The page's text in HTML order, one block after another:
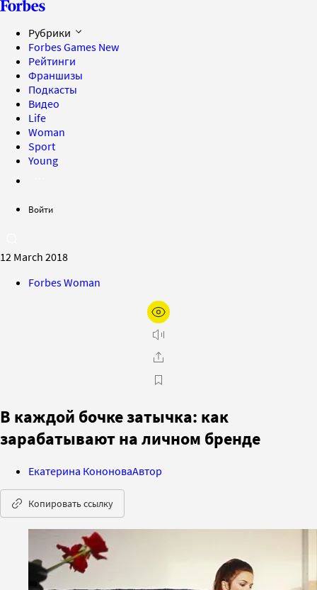
Рубрики
Forbes Games New
Рейтинги
Франшизы
Подкасты
Видео
Life
Woman
Sport
Young
Войти
12 March 2018
Forbes Woman
В каждой бочке затычка: как
зарабатывают на личном бренде
Екатерина КононоваАвтор
Копировать ссылку